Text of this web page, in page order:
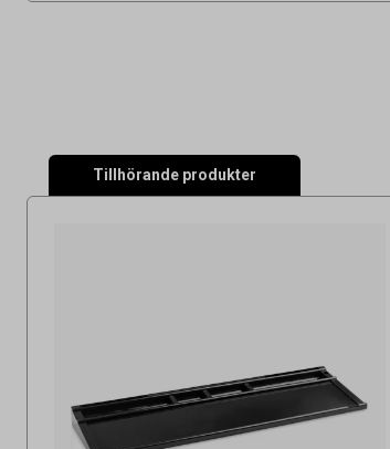
Tillhörande produkter